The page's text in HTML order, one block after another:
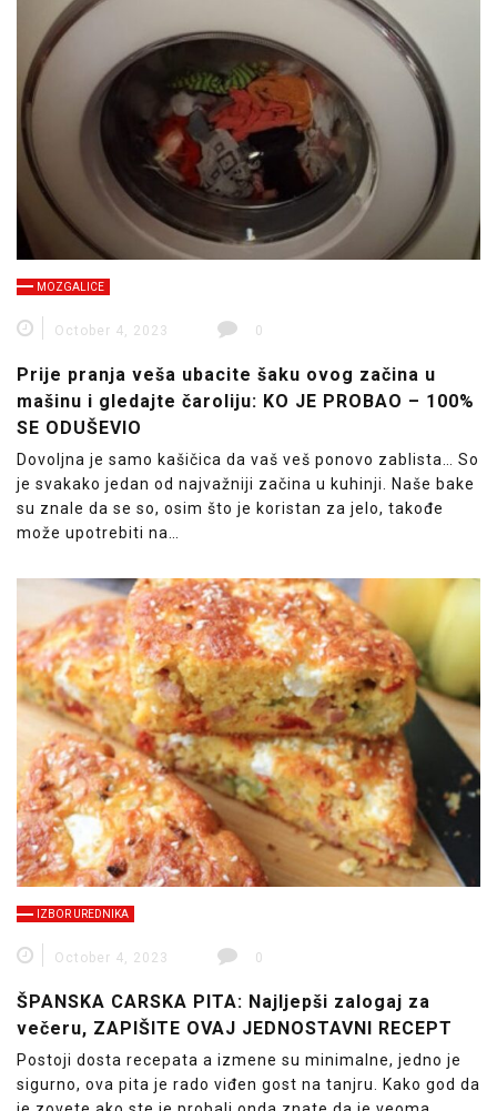
MOZGALICE
October 4, 2023 0
Prije pranja veša ubacite šaku ovog začina u
mašinu i gledajte čaroliju: KO JE PROBAO – 100%
SE ODUŠEVIO
Dovoljna je samo kašičica da vaš veš ponovo zablista… So
je svakako jedan od najvažniji začina u kuhinji. Naše bake
su znale da se so, osim što je koristan za jelo, takođe
može upotrebiti na…
IZBOR UREDNIKA
October 4, 2023 0
ŠPANSKA CARSKA PITA: Najljepši zalogaj za
večeru, ZAPIŠITE OVAJ JEDNOSTAVNI RECEPT
Postoji dosta recepata a izmene su minimalne, jedno je
sigurno, ova pita je rado viđen gost na tanjru. Kako god da